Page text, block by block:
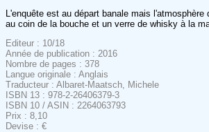
L'enquête est au départ banale mais
au coin de la bouche et un verre de whisky à la
Editeur : 10/18
Année de publication : 2016
Nombre de pages : 378
Langue originale : Anglais
Traducteur : Albaret-Maatsch, Michele
ISBN 13 : 978-2-26406379-3
ISBN 10 / ASIN : 2264063793
Prix : 8,10
Devise : €